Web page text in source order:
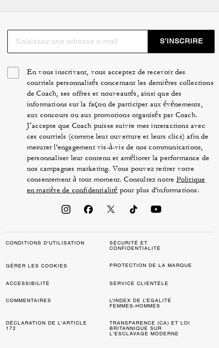
S’INSCRIRE
En vous inscrivant, vous acceptez de recevoir des
courriels personnalisés concernant les dernières collections
de Coach, ses offres et nouveautés, ainsi que des
informations sur la façon de participer aux événements,
aux concours ou aux promotions organisés par Coach.
J’accepte que Coach puisse suivre mes interactions avec
ces courriels (comme leur ouverture et leurs clics) afin de
mesurer l'engagement vis-à-vis de nos communications,
personnaliser leur contenu et améliorer la performance de
nos campagnes marketing. Vous pouvez retirer votre
consentement à tout moment. Consultez notre Politique
en matière de confidentialité pour plus d'informations.
CONDITIONS D'UTILISATION
SÉCURITÉ ET
CONFIDENTIALITÉ
GÉRER LES COOKIES PROTECTION DE LA MARQUE
ACCESSIBILITÉ SERVICE CLIENTÈLE
COMMENTAIRES
L’INDEX DE L’ÉGALITÉ
FEMMES-HOMMES
DÉCLARATION DE L'ARTICLE
172
TRANSPARENCE (CA) ET LOI
BRITANNIQUE SUR
L'ESCLAVAGE MODERNE